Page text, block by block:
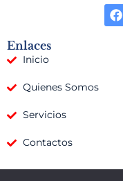
Enlaces
Inicio
Quienes Somos
Servicios
Contactos